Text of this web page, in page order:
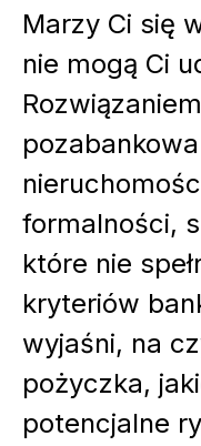
Marzy Ci się
nie mogą Ci
formalności,
które nie
kryteriów
wyjaśni, na
pożyczka,
potencjalne